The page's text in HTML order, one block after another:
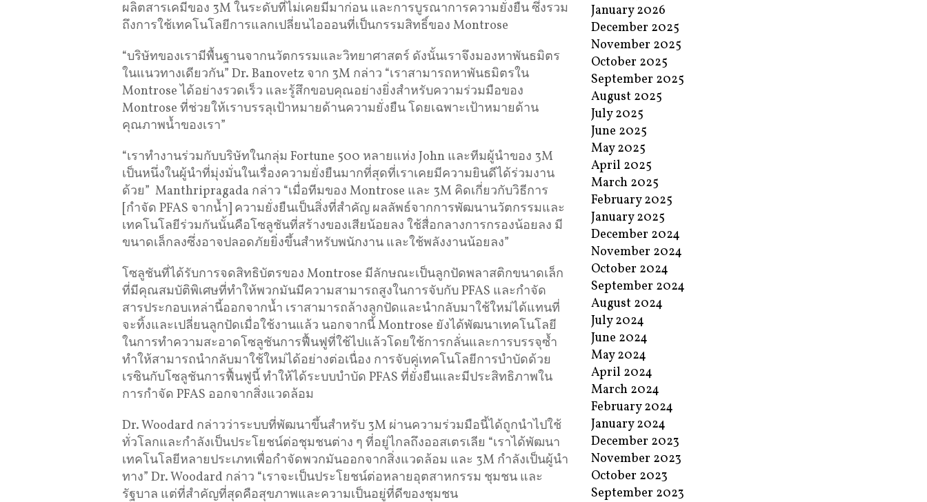
ผลิตสารเคมีของ 3M ในระดับที่ไม่เคยมีมาก่อน และการบูรณาการความยั่งยืน ซึ่งรวม
ถึงการใช้เทคโนโลยีการแลกเปลี่ยนไอออนที่เป็นกรรมสิทธิ์ของ Montrose
“บริษัทของเรามีพื้นฐานจากนวัตกรรมและวิทยาศาสตร์ ดังนั้นเราจึงมองหาพันธมิตร
ในแนวทางเดียวกัน” Dr. Banovetz จาก 3M กล่าว “เราสามารถหาพันธมิตรใน
Montrose ได้อย่างรวดเร็ว และรู้สึกขอบคุณอย่างยิ่งสำหรับความร่วมมือของ
Montrose ที่ช่วยให้เราบรรลุเป้าหมายด้านความยั่งยืน โดยเฉพาะเป้าหมายด้าน
คุณภาพน้ำของเรา”
“เราทำงานร่วมกับบริษัทในกลุ่ม Fortune 500 หลายแห่ง John และทีมผู้นำของ 3M
เป็นหนึ่งในผู้นำที่มุ่งมั่นในเรื่องความยั่งยืนมากที่สุดที่เราเคยมีความยินดีได้ร่วมงาน
ด้วย” Manthripragada กล่าว “เมื่อทีมของ Montrose และ 3M คิดเกี่ยวกับวิธีการ
[กำจัด PFAS จากน้ำ] ความยั่งยืนเป็นสิ่งที่สำคัญ ผลลัพธ์จากการพัฒนานวัตกรรมและ
เทคโนโลยีร่วมกันนั้นคือโซลูชันที่สร้างของเสียน้อยลง ใช้สื่อกลางการกรองน้อยลง มี
ขนาดเล็กลงซึ่งอาจปลอดภัยยิ่งขึ้นสำหรับพนักงาน และใช้พลังงานน้อยลง”
โซลูชันที่ได้รับการจดสิทธิบัตรของ Montrose มีลักษณะเป็นลูกปัดพลาสติกขนาดเล็ก
ที่มีคุณสมบัติพิเศษที่ทำให้พวกมันมีความสามารถสูงในการจับกับ PFAS และกำจัด
สารประกอบเหล่านี้ออกจากน้ำ เราสามารถล้างลูกปัดและนำกลับมาใช้ใหม่ได้แทนที่
จะทิ้งและเปลี่ยนลูกปัดเมื่อใช้งานแล้ว นอกจากนี้ Montrose ยังได้พัฒนาเทคโนโลยี
ในการทำความสะอาดโซลูชันการฟื้นฟูที่ใช้ไปแล้วโดยใช้การกลั่นและการบรรจุซ้ำ
ทำให้สามารถนำกลับมาใช้ใหม่ได้อย่างต่อเนื่อง การจับคู่เทคโนโลยีการบำบัดด้วย
เรซินกับโซลูชันการฟื้นฟูนี้ ทำให้ได้ระบบบำบัด PFAS ที่ยั่งยืนและมีประสิทธิภาพใน
การกำจัด PFAS ออกจากสิ่งแวดล้อม
Dr. Woodard กล่าวว่าระบบที่พัฒนาขึ้นสำหรับ 3M ผ่านความร่วมมือนี้ได้ถูกนำไปใช้
ทั่วโลกและกำลังเป็นประโยชน์ต่อชุมชนต่าง ๆ ที่อยู่ไกลถึงออสเตรเลีย “เราได้พัฒนา
เทคโนโลยีหลายประเภทเพื่อกำจัดพวกมันออกจากสิ่งแวดล้อม และ 3M กำลังเป็นผู้นำ
ทาง” Dr. Woodard กล่าว “เราจะเป็นประโยชน์ต่อหลายอุตสาหกรรม ชุมชน และ
รัฐบาล แต่ที่สำคัญที่สุดคือสุขภาพและความเป็นอยู่ที่ดีของชุมชน
January 2026
December 2025
November 2025
October 2025
September 2025
August 2025
July 2025
June 2025
May 2025
April 2025
March 2025
February 2025
January 2025
December 2024
November 2024
October 2024
September 2024
August 2024
July 2024
June 2024
May 2024
April 2024
March 2024
February 2024
January 2024
December 2023
November 2023
October 2023
September 2023